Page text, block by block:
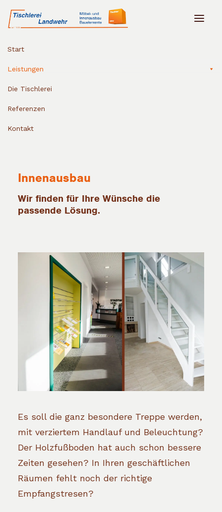
Start
Leistungen
Die Tischlerei
Referenzen
Kontakt
Innenausbau
Wir finden für Ihre Wünsche die
passende Lösung.
Es soll die ganz besondere Treppe werden,
mit verziertem Handlauf und Beleuchtung?
Der Holzfußboden hat auch schon bessere
Zeiten gesehen? In Ihren geschäftlichen
Räumen fehlt noch der richtige
Empfangstresen?